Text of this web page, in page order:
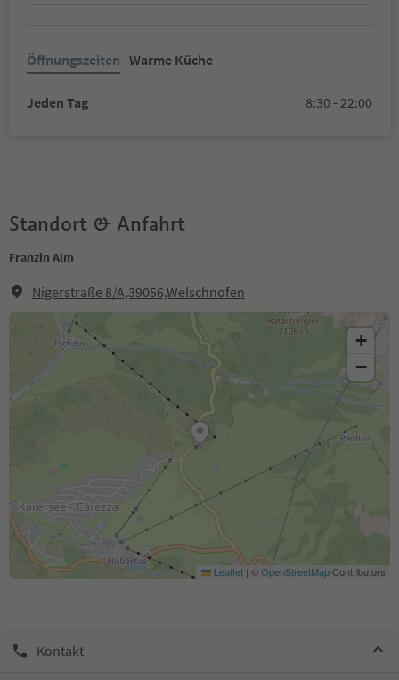
Öffnungszeiten Warme Küche
Jeden Tag 8:30 - 22:00
Standort & Anfahrt
Franzin Alm
Nigerstraße 8/A,39056,Welschnofen
+
−
Leaflet | ©OpenStreetMapContributors
Kontakt